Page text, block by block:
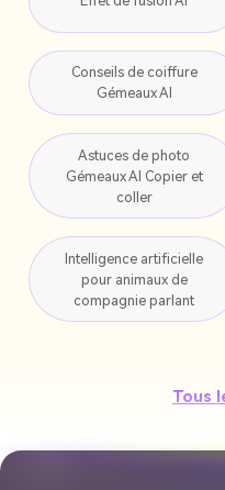
Conseils de coiffure
Gémeaux AI
Astuces de photo
Gémeaux AI Copier et
coller
Intelligence artificielle
pour animaux de
compagnie parlant
Tous